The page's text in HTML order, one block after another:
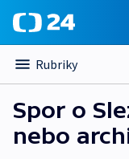
Rubriky
Spor o
nebo